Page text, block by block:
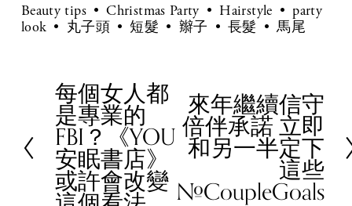
Beauty tips Christmas Party Hairstyle
party
look
丸子頭 短髮 辮子 長髮 馬尾
P
r
e
v
i
o
每個女人都
是專業的
FBI？《YOU
安眠書店》
或許會改變
e
來年繼續信守
倍伴承諾 立即
和另一半定下
這些
#CoupleGoals